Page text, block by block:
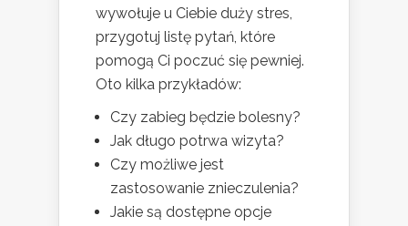
wywołuje u Ciebie duży stres,
przygotuj listę pytań, które
pomogą Ci poczuć się pewniej.
Oto kilka przykładów:
Czy zabieg będzie bolesny?
Jak długo potrwa wizyta?
Czy możliwe jest
zastosowanie znieczulenia?
Jakie są dostępne opcje